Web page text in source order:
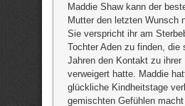
Maddie Shaw kann der
Mutter den letzten Wunsch
Sie verspricht ihr am
Tochter Aden zu finden, die
Jahren den Kontakt zu ihrer
verweigert hatte. Maddie
glückliche Kindheitstage
gemischten Gefühlen